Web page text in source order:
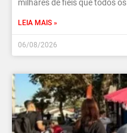
milhares de fiéis que todos os
LEIA MAIS »
06/08/2026